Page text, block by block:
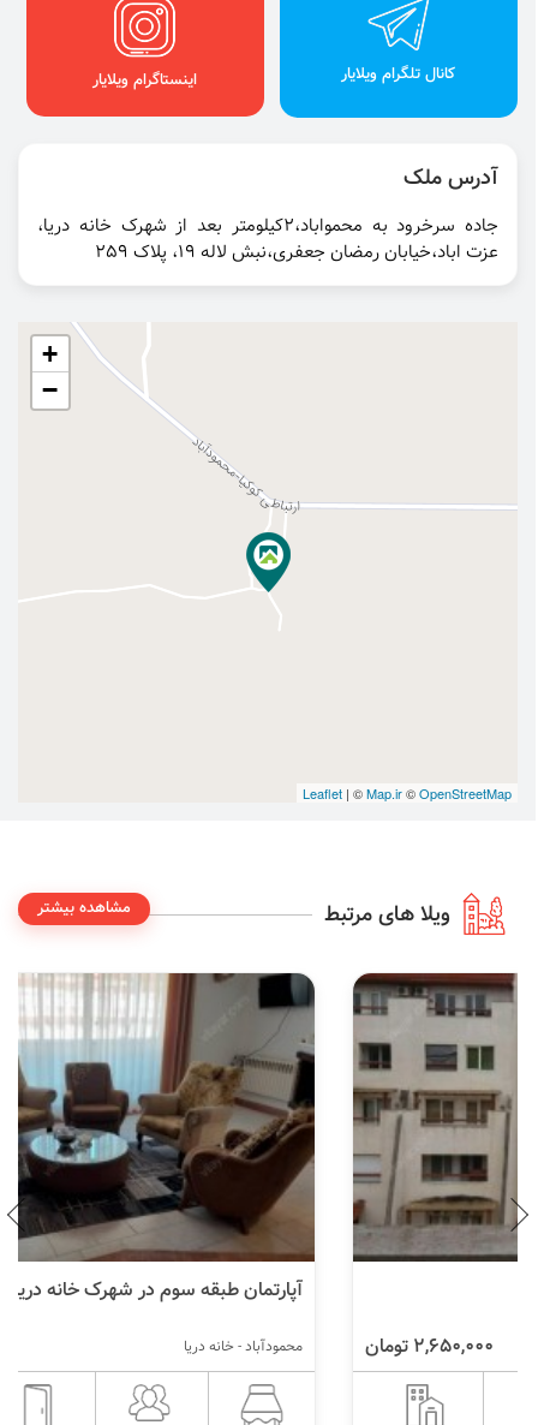
کانال تلگرام ویلایار اینستاگرام ویلایار
آدرس ملک
جاده سرخرود به محمواباد،2کیلومتر بعد از شهرک خانه دریا،
عزت اباد،خیابان رمضان جعفری،نبش لاله 19، پلاک 259
+
−
Leaflet | ©Map.ir©OpenStreetMap
ویلا های مرتبط مشاهده بیشتر
آپارتمان طبقه سوم در شهرک خانه دریا
محمودآباد - خانه دریا